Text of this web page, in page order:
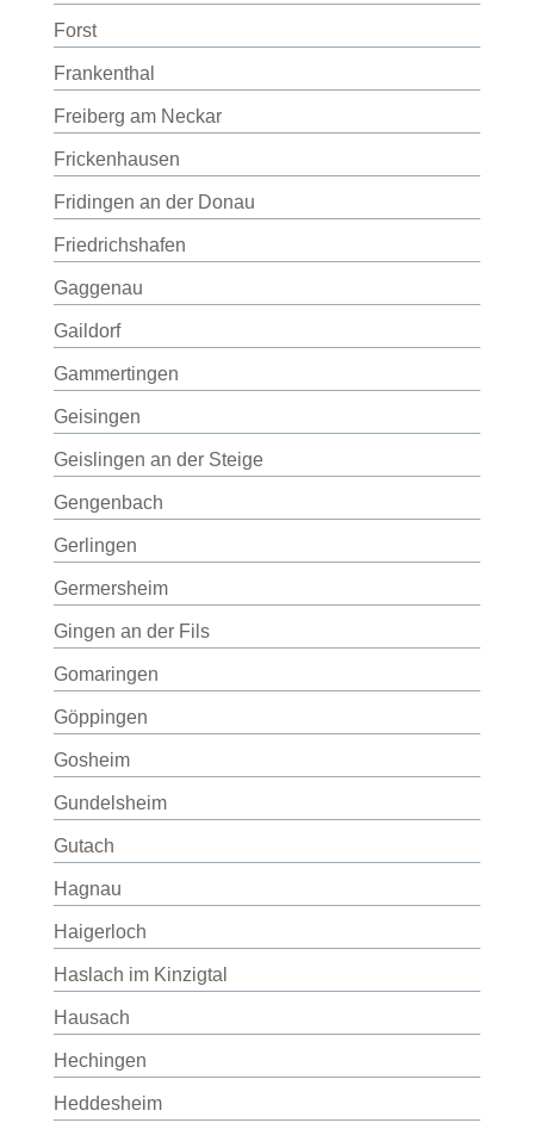
Forst
Frankenthal
Freiberg am Neckar
Frickenhausen
Fridingen an der Donau
Friedrichshafen
Gaggenau
Gaildorf
Gammertingen
Geisingen
Geislingen an der Steige
Gengenbach
Gerlingen
Germersheim
Gingen an der Fils
Gomaringen
Göppingen
Gosheim
Gundelsheim
Gutach
Hagnau
Haigerloch
Haslach im Kinzigtal
Hausach
Hechingen
Heddesheim